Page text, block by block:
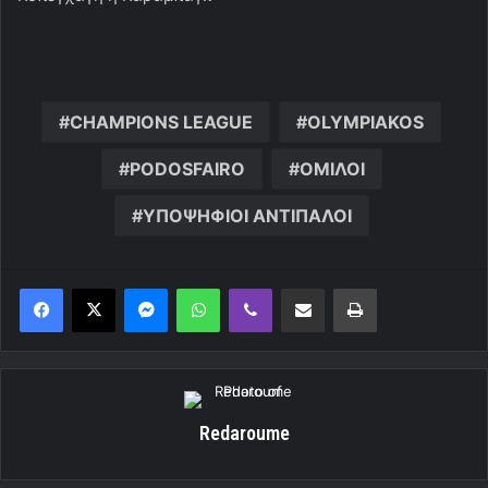
CHAMPIONS LEAGUE OLYMPIAKOS
PODOSFAIRO ΟΜΙΛΟΙ
ΥΠΟΨΗΦΙΟΙ ΑΝΤΙΠΑΛΟΙ
MessengerWhatsAppViber Κοινοποίηση μέσω ηλεκτρονικού ταχυδρομείουΕκτύπωση
Redaroume